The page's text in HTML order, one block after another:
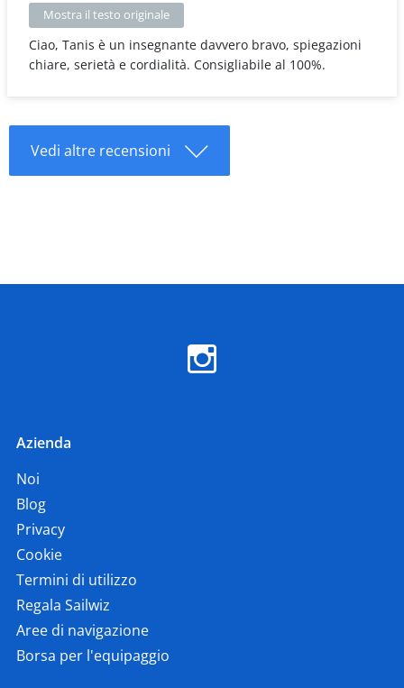
Mostra il testo originale
Ciao, Tanis è un insegnante davvero bravo, spiegazioni
chiare, serietà e cordialità. Consigliabile al 100%.
Vedi altre recensioni
Azienda
Noi
Blog
Privacy
Cookie
Termini di utilizzo
Regala Sailwiz
Aree di navigazione
Borsa per l'equipaggio